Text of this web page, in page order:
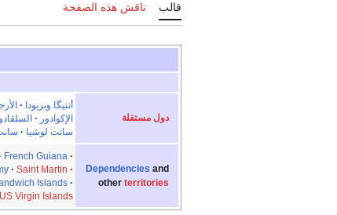
قالب ناقش هذه الصفحة
دول مستقلة
أنتيگا وبربودا ·
الإكوادور
·
سانت لوشيا ·
Dependencies and
other territories
French Guiana ·
· Saint Martin ·
Islands ·
US Virgin Islands